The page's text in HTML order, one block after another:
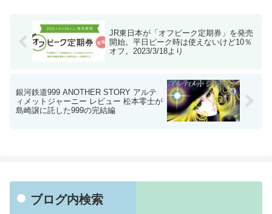
JR東日本が「オフピーク定期券」を発売
開始。平日ピーク時は使えないけど10％
オフ。2023/3/18より
銀河鉄道999 ANOTHER STORY アルテ
ィメットジャーニー レビュー 松本零士が
島崎譲に託した999の完結編
ブログ内検索